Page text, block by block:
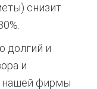
снизит
долгий и
и
нашей фирмы